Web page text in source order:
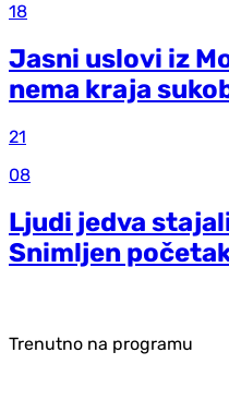
18
Jasni uslovi iz
nema kraja
21
08
Ljudi jedva
Snimljen
Trenutno na programu